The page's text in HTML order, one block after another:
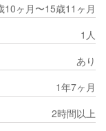
10ヶ月〜15歳11ヶ月
1人
あり
1年7ヶ月
2時間以上